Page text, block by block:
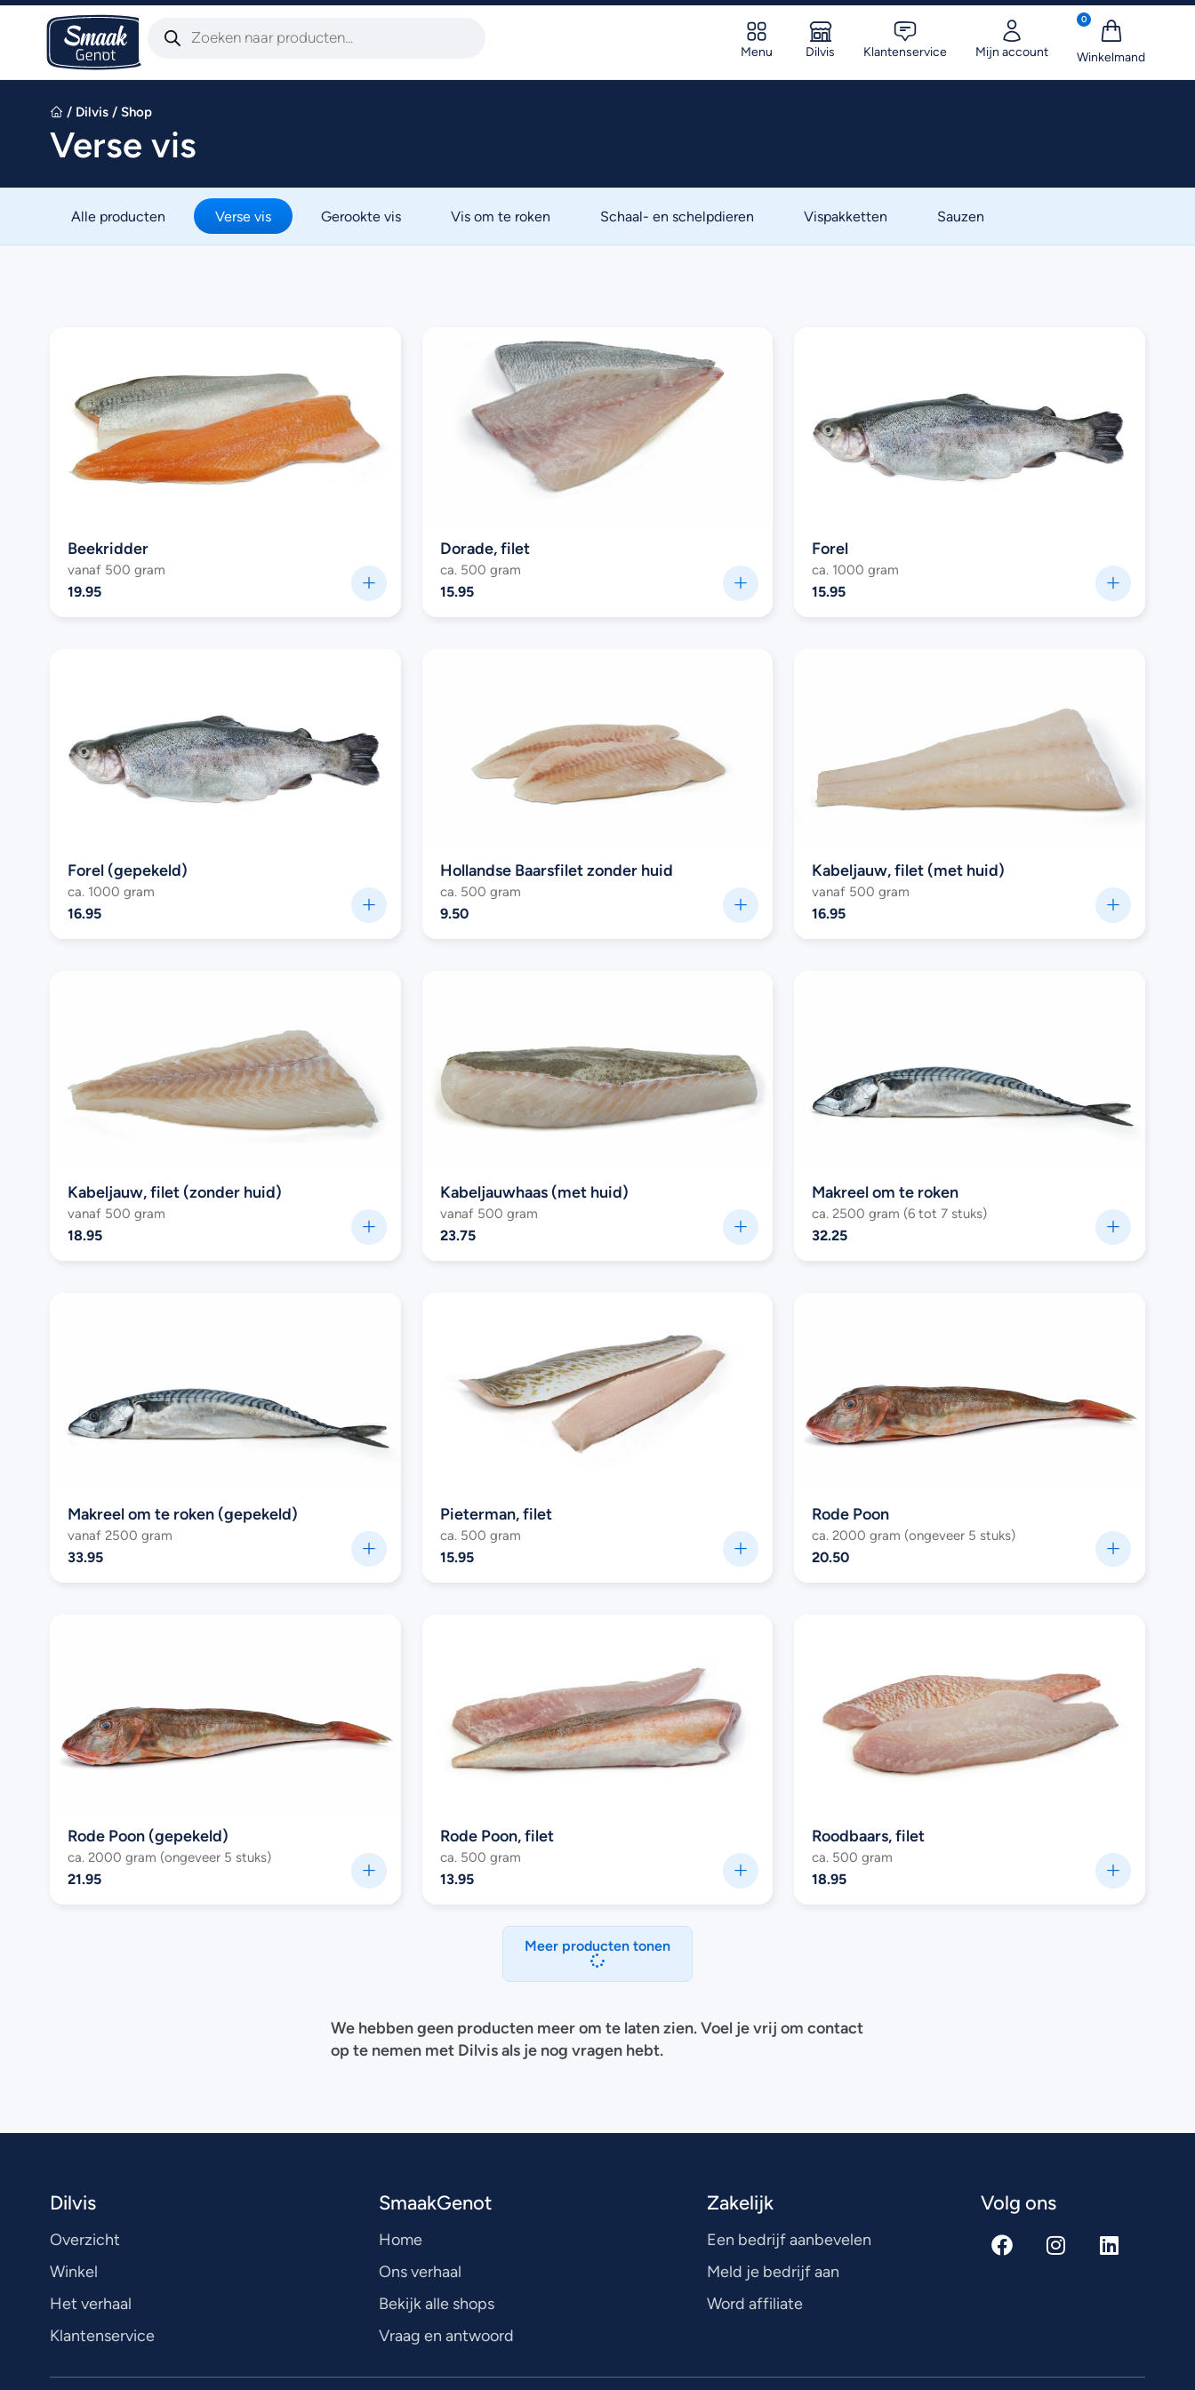
Menu Dilvis Klantenservice Mijn account
0
/ Dilvis / Shop
Verse vis
Alle producten Verse vis Gerookte vis Vis om te roken Schaal- en schelpdieren Vispakketten Sauzen
Beekridder
vanaf 500 gram
19.95
Dorade, filet
ca. 500 gram
15.95
Forel
ca. 1000 gram
15.95
Forel (gepekeld)
ca. 1000 gram
16.95
Hollandse Baarsfilet zonder huid
ca. 500 gram
9.50
Kabeljauw, filet (met huid)
vanaf 500 gram
16.95
Kabeljauw, filet (zonder huid)
vanaf 500 gram
18.95
Kabeljauwhaas (met huid)
vanaf 500 gram
23.75
Makreel om te roken
ca. 2500 gram (6 tot 7 stuks)
32.25
Makreel om te roken (gepekeld)
vanaf 2500 gram
33.95
Pieterman, filet
ca. 500 gram
15.95
Rode Poon
ca. 2000 gram (ongeveer 5 stuks)
20.50
Rode Poon (gepekeld)
ca. 2000 gram (ongeveer 5 stuks)
21.95
Rode Poon, filet
ca. 500 gram
13.95
Roodbaars, filet
ca. 500 gram
18.95
Meer producten tonen
We hebben geen producten meer om te laten zien. Voel je vrij om contact
op te nemen met Dilvis als je nog vragen hebt.
Dilvis
Overzicht
Winkel
Het verhaal
Klantenservice
SmaakGenot
Home
Ons verhaal
Bekijk alle shops
Vraag en antwoord
Zakelijk
Een bedrijf aanbevelen
Meld je bedrijf aan
Word affiliate
Volg ons